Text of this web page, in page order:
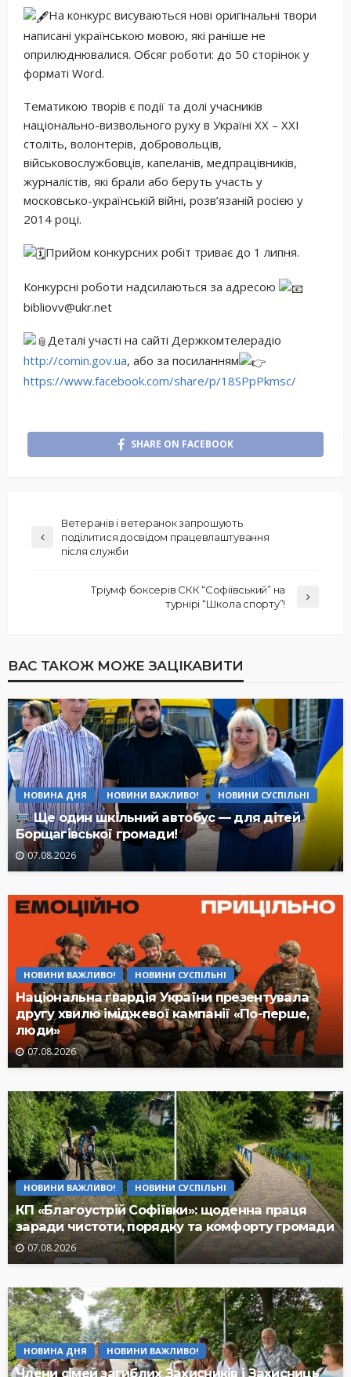
На конкурс висуваються нові оригінальні твори
написані українською мовою, які раніше не
оприлюднювалися. Обсяг роботи: до 50 сторінок у
форматі Word.
Тематикою творів є події та долі учасників
національно-визвольного руху в Україні ХХ – ХХІ
століть, волонтерів, добровольців,
військовослужбовців, капеланів, медпрацівників,
журналістів, які брали або беруть участь у
московсько-українській війні, розв’язаній росією у
2014 році.
Прийом конкурсних робіт триває до 1 липня.
Конкурсні роботи надсилаються за адресою
bibliovv@ukr.net
Деталі участі на сайті Держкомтелерадіо
http://comin.gov.ua, або за посиланням
https://www.facebook.com/share/p/18SPpPkmsc/
SHARE ON FACEBOOK
Ветеранів і ветеранок запрошують
поділитися досвідом працевлаштування
після служби
Тріумф боксерів СКК “Софіївський” на
турнірі “Школа спорту”!
ВАС ТАКОЖ МОЖЕ ЗАЦІКАВИТИ
НОВИНА ДНЯ НОВИНИ ВАЖЛИВО! НОВИНИ СУСПІЛЬНІ
Ще один шкільний автобус — для дітей
Борщагівської громади!
07.08.2026
НОВИНИ ВАЖЛИВО! НОВИНИ СУСПІЛЬНІ
Національна гвардія України презентувала
другу хвилю іміджевої кампанії «По-перше,
люди»
07.08.2026
НОВИНИ ВАЖЛИВО! НОВИНИ СУСПІЛЬНІ
КП «Благоустрій Софіївки»: щоденна праця
заради чистоти, порядку та комфорту громади
07.08.2026
НОВИНА ДНЯ НОВИНИ ВАЖЛИВО!
Члени сімей загиблих Захисників і Захисниць